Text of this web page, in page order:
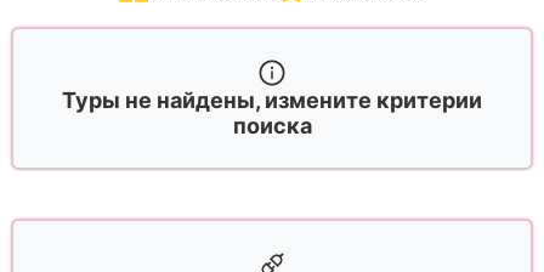
Туры не найдены, измените критерии
поиска